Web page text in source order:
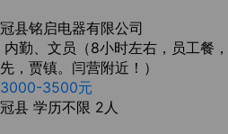
冠县铭启电器有限公司
内勤、文员（8小时左右，员工餐
先，贾镇。闫营附近！）
3000-3500元
冠县 学历不限 2人